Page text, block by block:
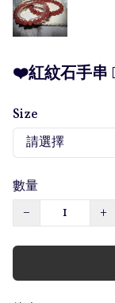
❤️紅紋石手串
Size
數量
−
+